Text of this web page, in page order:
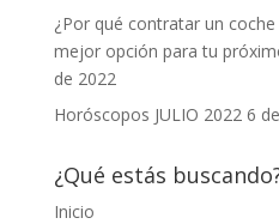
¿Por qué contratar un
mejor opción para tu
de 2022
Horóscopos JULIO 2022 6
¿Qué estás
Inicio